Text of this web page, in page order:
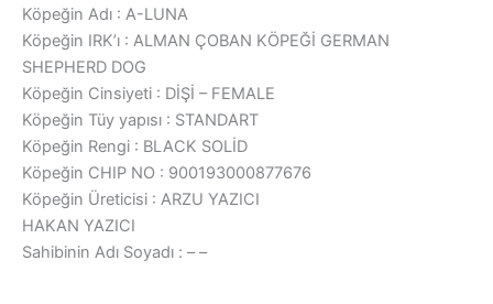
Köpeğin Adı : A-LUNA
Köpeğin IRK’ı : ALMAN ÇOBAN KÖPEĞİ GERMAN
SHEPHERD DOG
Köpeğin Cinsiyeti : DİŞİ – FEMALE
Köpeğin Tüy yapısı : STANDART
Köpeğin Rengi : BLACK SOLİD
Köpeğin CHIP NO : 900193000877676
Köpeğin Üreticisi : ARZU YAZICI
HAKAN YAZICI
Sahibinin Adı Soyadı : – –